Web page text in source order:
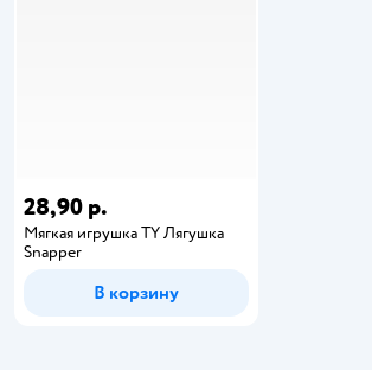
28,90 р.
Мягкая игрушка TY Лягушка
Snapper
В корзину